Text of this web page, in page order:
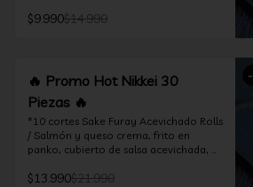
$9.990$14.990
-
🔥 Promo Hot Nikkei 30
Piezas 🔥
*10 cortes Sake Furay Acevichado Rolls
/ Salmón y queso crema, frito en
panko, cubierto de salsa acevichada,
$13.990$21.990